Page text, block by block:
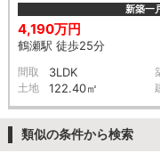
新築一
4,190万円
鶴瀬駅 徒歩25分
間取 3LDK
土地 122.40㎡
類似の条件から検索